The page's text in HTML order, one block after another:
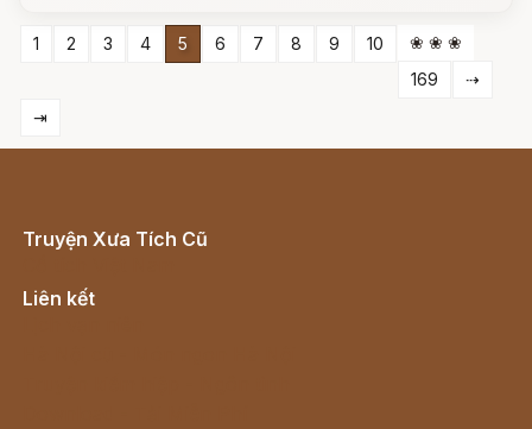
1 2 3 4 5 6 7 8 9 10
❀ ❀ ❀
169
⇢
⇥
Truyện Xưa Tích Cũ
Liên kết